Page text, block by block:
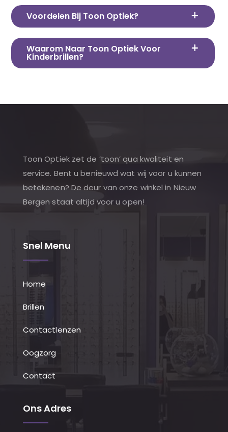
Voordelen Bij Toon Optiek?
Waarom Naar Toon Optiek Voor
Kinderbrillen?
Toon Optiek zet de ’toon’ qua kwaliteit en
service. Bent u benieuwd wat wij voor u kunnen
betekenen? De deur van onze winkel in Nieuw
Bergen staat altijd voor u open!
Snel Menu
Home
Brillen
Contactlenzen
Oogzorg
Contact
Ons Adres